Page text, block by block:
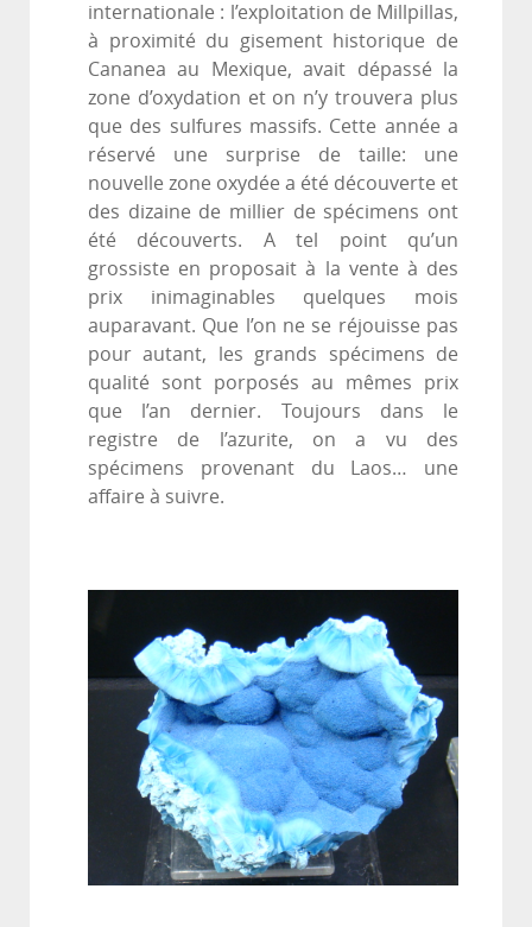
internationale : l’exploitation de Millpillas,
à proximité du gisement historique de
Cananea au Mexique, avait dépassé la
zone d’oxydation et on n’y trouvera plus
que des sulfures massifs. Cette année a
réservé une surprise de taille: une
nouvelle zone oxydée a été découverte et
des dizaine de millier de spécimens ont
été découverts. A tel point qu’un
grossiste en proposait à la vente à des
prix inimaginables quelques mois
auparavant. Que l’on ne se réjouisse pas
pour autant, les grands spécimens de
qualité sont porposés au mêmes prix
que l’an dernier. Toujours dans le
registre de l’azurite, on a vu des
spécimens provenant du Laos… une
affaire à suivre.